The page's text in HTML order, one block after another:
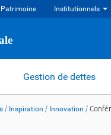
Patrimoine Institutionnels
Gestion de dettes
/ Inspiration / Innovation /